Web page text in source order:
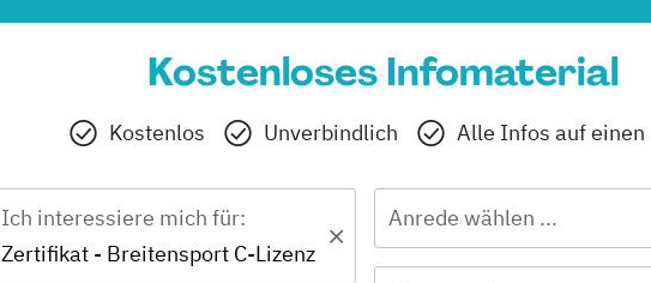
Kostenloses Infomaterial
Kostenlos Unverbindlich Alle Infos auf einen
Ich interessiere mich für:
Zertifikat - Breitensport C-Lizenz
Anrede wählen ...